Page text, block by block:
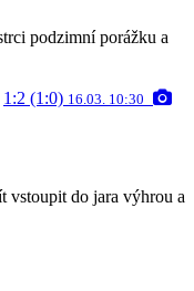
podzimní porážku a
1:2 (1:0) 16.03. 10:30
vstoupit do jara výhrou a